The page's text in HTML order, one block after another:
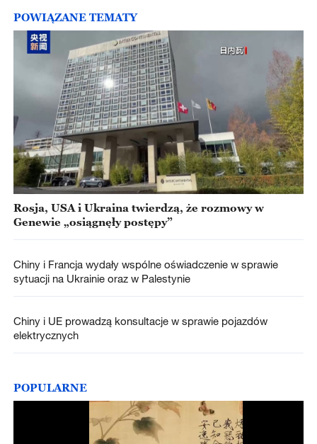
POWIĄZANE TEMATY
Rosja, USA i Ukraina twierdzą, że rozmowy w
Genewie „osiągnęły postępy”
Chiny i Francja wydały wspólne oświadczenie w sprawie
sytuacji na Ukrainie oraz w Palestynie
Chiny i UE prowadzą konsultacje w sprawie pojazdów
elektrycznych
POPULARNE